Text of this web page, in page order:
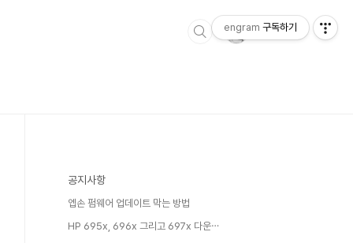
공지사항
엡손 펌웨어 업데이트 막는 방법
HP 695x, 696x 그리고 697x 다운⋯
engram 구독하기